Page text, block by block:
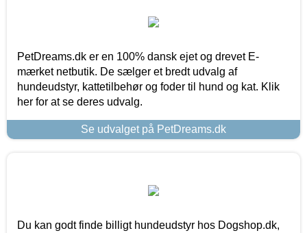
PetDreams.dk er en 100% dansk ejet og drevet E-
mærket netbutik. De sælger et bredt udvalg af
hundeudstyr, kattetilbehør og foder til hund og kat. Klik
her for at se deres udvalg.
Se udvalget på PetDreams.dk
Du kan godt finde billigt hundeudstyr hos Dogshop.dk,